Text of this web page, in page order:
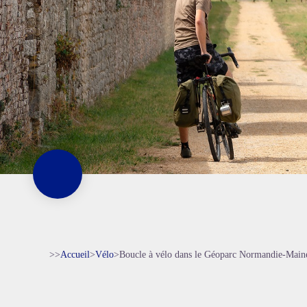
>>Accueil>Vélo>Boucle à vélo dans le Géoparc Normandie-